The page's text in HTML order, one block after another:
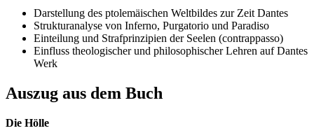
Darstellung des ptolemäischen Weltbildes zur Zeit Dantes
Strukturanalyse von Inferno, Purgatorio und Paradiso
Einteilung und Strafprinzipien der Seelen (contrappasso)
Einfluss theologischer und philosophischer Lehren auf Dantes
Werk
Auszug aus dem Buch
Die Hölle